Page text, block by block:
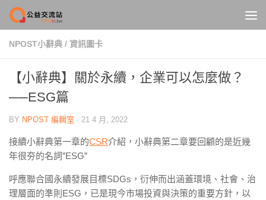
Skip to content
NPOST小辭典 / 資訊圖卡
【小辭典】關於永續，企業可以怎麼做？
──ESG篇
BY NPOST 編輯室 · 21 4 月, 2022
接續小辭典第一章的CSR介紹，小辭典第二章要回顧的是近幾
年很夯的名詞”ESG”
呼應聯合國永續發展目標SDGs，衍伸而出涵蓋環境、社會、治
理層面的準則ESG，已是現今市場投資與決策的重要方針，以